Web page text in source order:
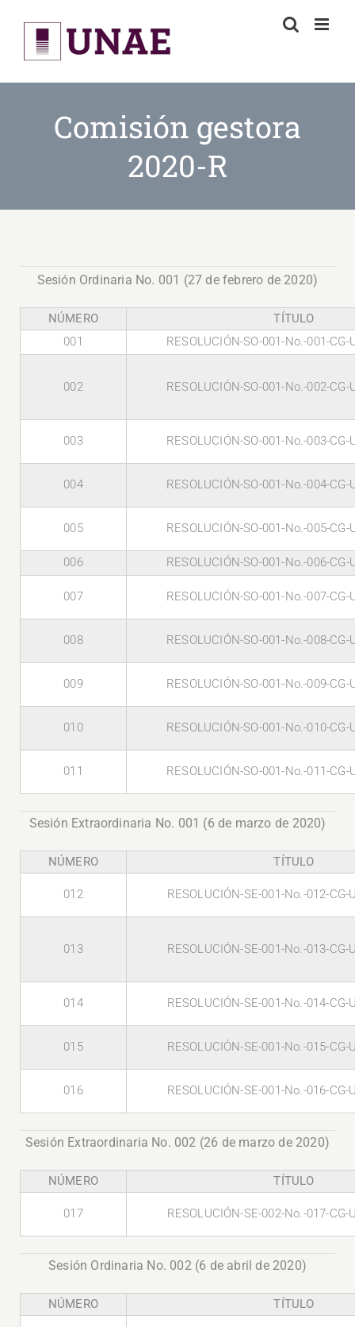
content
Comisión gestora
2020-R
Sesión Ordinaria No. 001 (27 de febrero de 2020)
NÚMERO
TÍTULO
001
RESOLUCIÓN-SO-001-No.-001-CG-
002 RESOLUCIÓN-SO-001-No.-002-CG-
003 RESOLUCIÓN-SO-001-No.-003-CG-
004 RESOLUCIÓN-SO-001-No.-004-CG-
005 RESOLUCIÓN-SO-001-No.-005-CG-
006 RESOLUCIÓN-SO-001-No.-006-CG-
007 RESOLUCIÓN-SO-001-No.-007-CG-
008 RESOLUCIÓN-SO-001-No.-008-CG-
009 RESOLUCIÓN-SO-001-No.-009-CG-
010 RESOLUCIÓN-SO-001-No.-010-CG-
011 RESOLUCIÓN-SO-001-No.-011-CG-
Sesión Extraordinaria No. 001 (6 de marzo de 2020)
NÚMERO TÍTULO
012 RESOLUCIÓN-SE-001-No.-012-CG-
013 RESOLUCIÓN-SE-001-No.-013-CG-
014 RESOLUCIÓN-SE-001-No.-014-CG-
015 RESOLUCIÓN-SE-001-No.-015-CG-
016 RESOLUCIÓN-SE-001-No.-016-CG-
Sesión Extraordinaria No. 002 (26 de marzo de 2020)
NÚMERO TÍTULO
017 RESOLUCIÓN-SE-002-No.-017-CG-
Sesión Ordinaria No. 002 (6 de abril de 2020)
NÚMERO TÍTULO